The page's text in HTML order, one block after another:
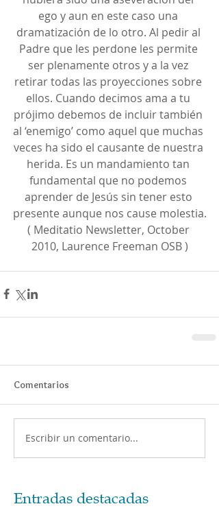
ego y aun en este caso una
dramatización de lo otro. Al pedir al
Padre que les perdone les permite
ser plenamente otros y a la vez
retirar todas las proyecciones sobre
ellos. Cuando decimos ama a tu
prójimo debemos de incluir también
al ‘enemigo’ como aquel que muchas
veces ha sido el causante de nuestra
herida. Es un mandamiento tan
fundamental que no podemos
aprender de Jesús sin tener esto
presente aunque nos cause molestia.
( Meditatio Newsletter, October
2010, Laurence Freeman OSB )
Comentarios
Escribir un comentario...
Entradas destacadas